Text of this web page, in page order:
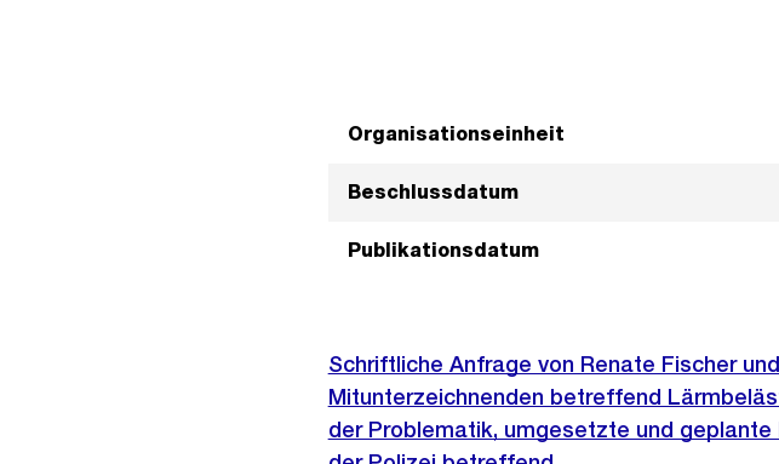
Organisationseinheit
Beschlussdatum
Publikationsdatum
Schriftliche Anfrage von Renate Fischer
Mitunterzeichnenden betreffend
der Problematik, umgesetzte und